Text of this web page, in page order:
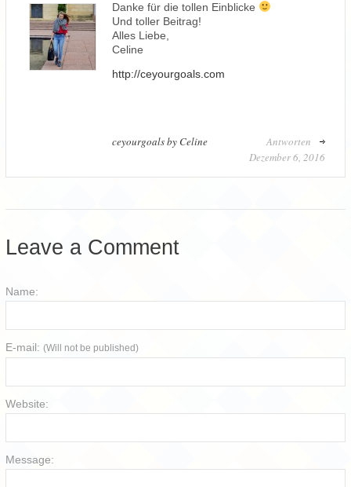
Danke für die tollen Einblicke
Und toller Beitrag!
Alles Liebe,
Celine
http://ceyourgoals.com
ceyourgoals by Celine
Antworten
Dezember 6, 2016
Leave a Comment
Name:
E-mail: (Will not be published)
Website:
Message: